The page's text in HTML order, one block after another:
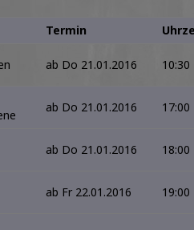
Termin
ab Do 21.01.2016 10:30
ab Do 21.01.2016 17:00
ab Do 21.01.2016 18:00
ab Fr 22.01.2016 19:00